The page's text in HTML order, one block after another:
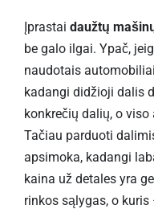
Įprastai daužtų
be galo ilgai. Ypač,
naudotais
kadangi didžioji dalis
konkrečių dalių, o
Tačiau parduoti
apsimoka, kadangi
kaina už detales yra
rinkos sąlygas, o